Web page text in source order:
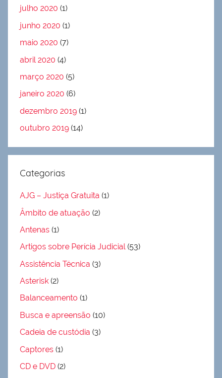
julho 2020 (1)
junho 2020 (1)
maio 2020 (7)
abril 2020 (4)
março 2020 (5)
janeiro 2020 (6)
dezembro 2019 (1)
outubro 2019 (14)
Categorias
AJG – Justiça Gratuita (1)
Âmbito de atuação (2)
Antenas (1)
Artigos sobre Perícia Judicial(53)
Assistência Técnica (3)
Asterisk (2)
Balanceamento (1)
Busca e apreensão (10)
Cadeia de custódia (3)
Captores (1)
CD e DVD (2)